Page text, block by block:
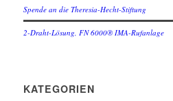
Spende an die Theresia-Hecht-Stiftung
2-Draht-Lösung, FN 6000® IMA-Rufanlage
KATEGORIEN